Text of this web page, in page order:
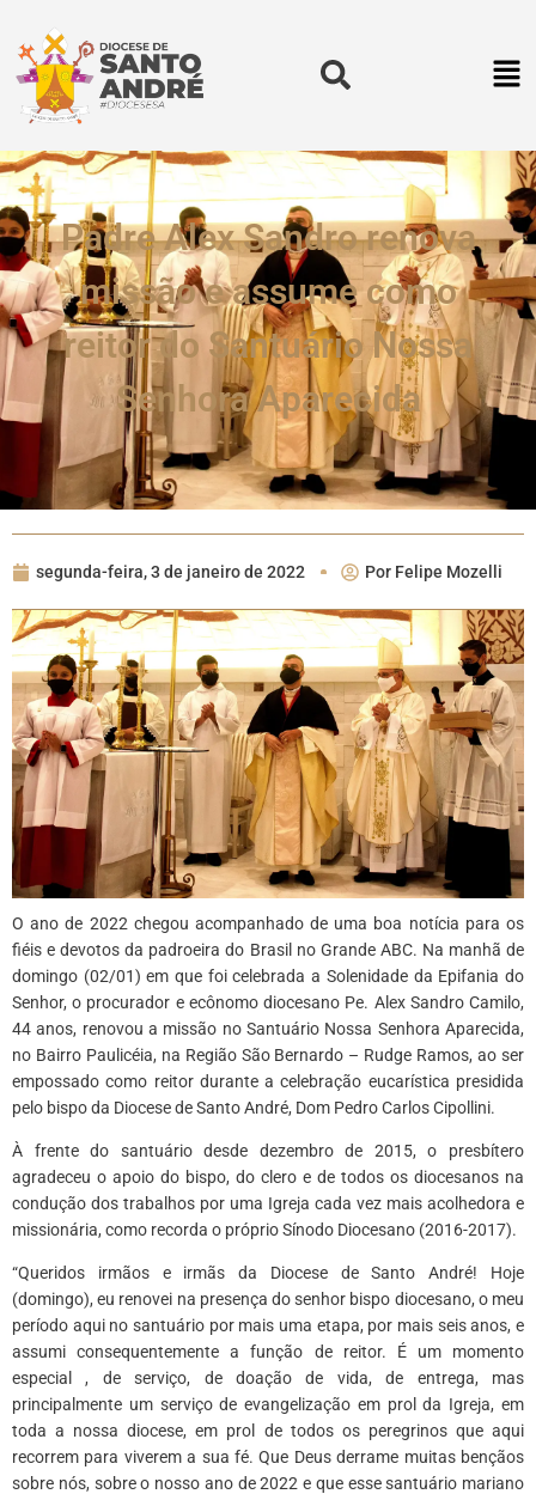
Padre Alex Sandro renova
missão e assume como
reitor do Santuário Nossa
Senhora Aparecida
segunda-feira, 3 de janeiro de 2022 Por Felipe Mozelli
O ano de 2022 chegou acompanhado de uma boa notícia para os
fiéis e devotos da padroeira do Brasil no Grande ABC. Na manhã de
domingo (02/01) em que foi celebrada a Solenidade da Epifania do
Senhor, o procurador e ecônomo diocesano Pe. Alex Sandro Camilo,
44 anos, renovou a missão no Santuário Nossa Senhora Aparecida,
no Bairro Paulicéia, na Região São Bernardo – Rudge Ramos, ao ser
empossado como reitor durante a celebração eucarística presidida
pelo bispo da Diocese de Santo André, Dom Pedro Carlos Cipollini.
À frente do santuário desde dezembro de 2015, o presbítero
agradeceu o apoio do bispo, do clero e de todos os diocesanos na
condução dos trabalhos por uma Igreja cada vez mais acolhedora e
missionária, como recorda o próprio Sínodo Diocesano (2016-2017).
“Queridos irmãos e irmãs da Diocese de Santo André! Hoje
(domingo), eu renovei na presença do senhor bispo diocesano, o meu
período aqui no santuário por mais uma etapa, por mais seis anos, e
assumi consequentemente a função de reitor. É um momento
especial , de serviço, de doação de vida, de entrega, mas
principalmente um serviço de evangelização em prol da Igreja, em
toda a nossa diocese, em prol de todos os peregrinos que aqui
recorrem para viverem a sua fé. Que Deus derrame muitas bençãos
sobre nós, sobre o nosso ano de 2022 e que esse santuário mariano